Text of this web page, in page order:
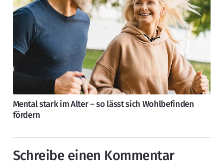
Mental stark im Alter – so lässt sich Wohlbefinden
fördern
Schreibe einen Kommentar